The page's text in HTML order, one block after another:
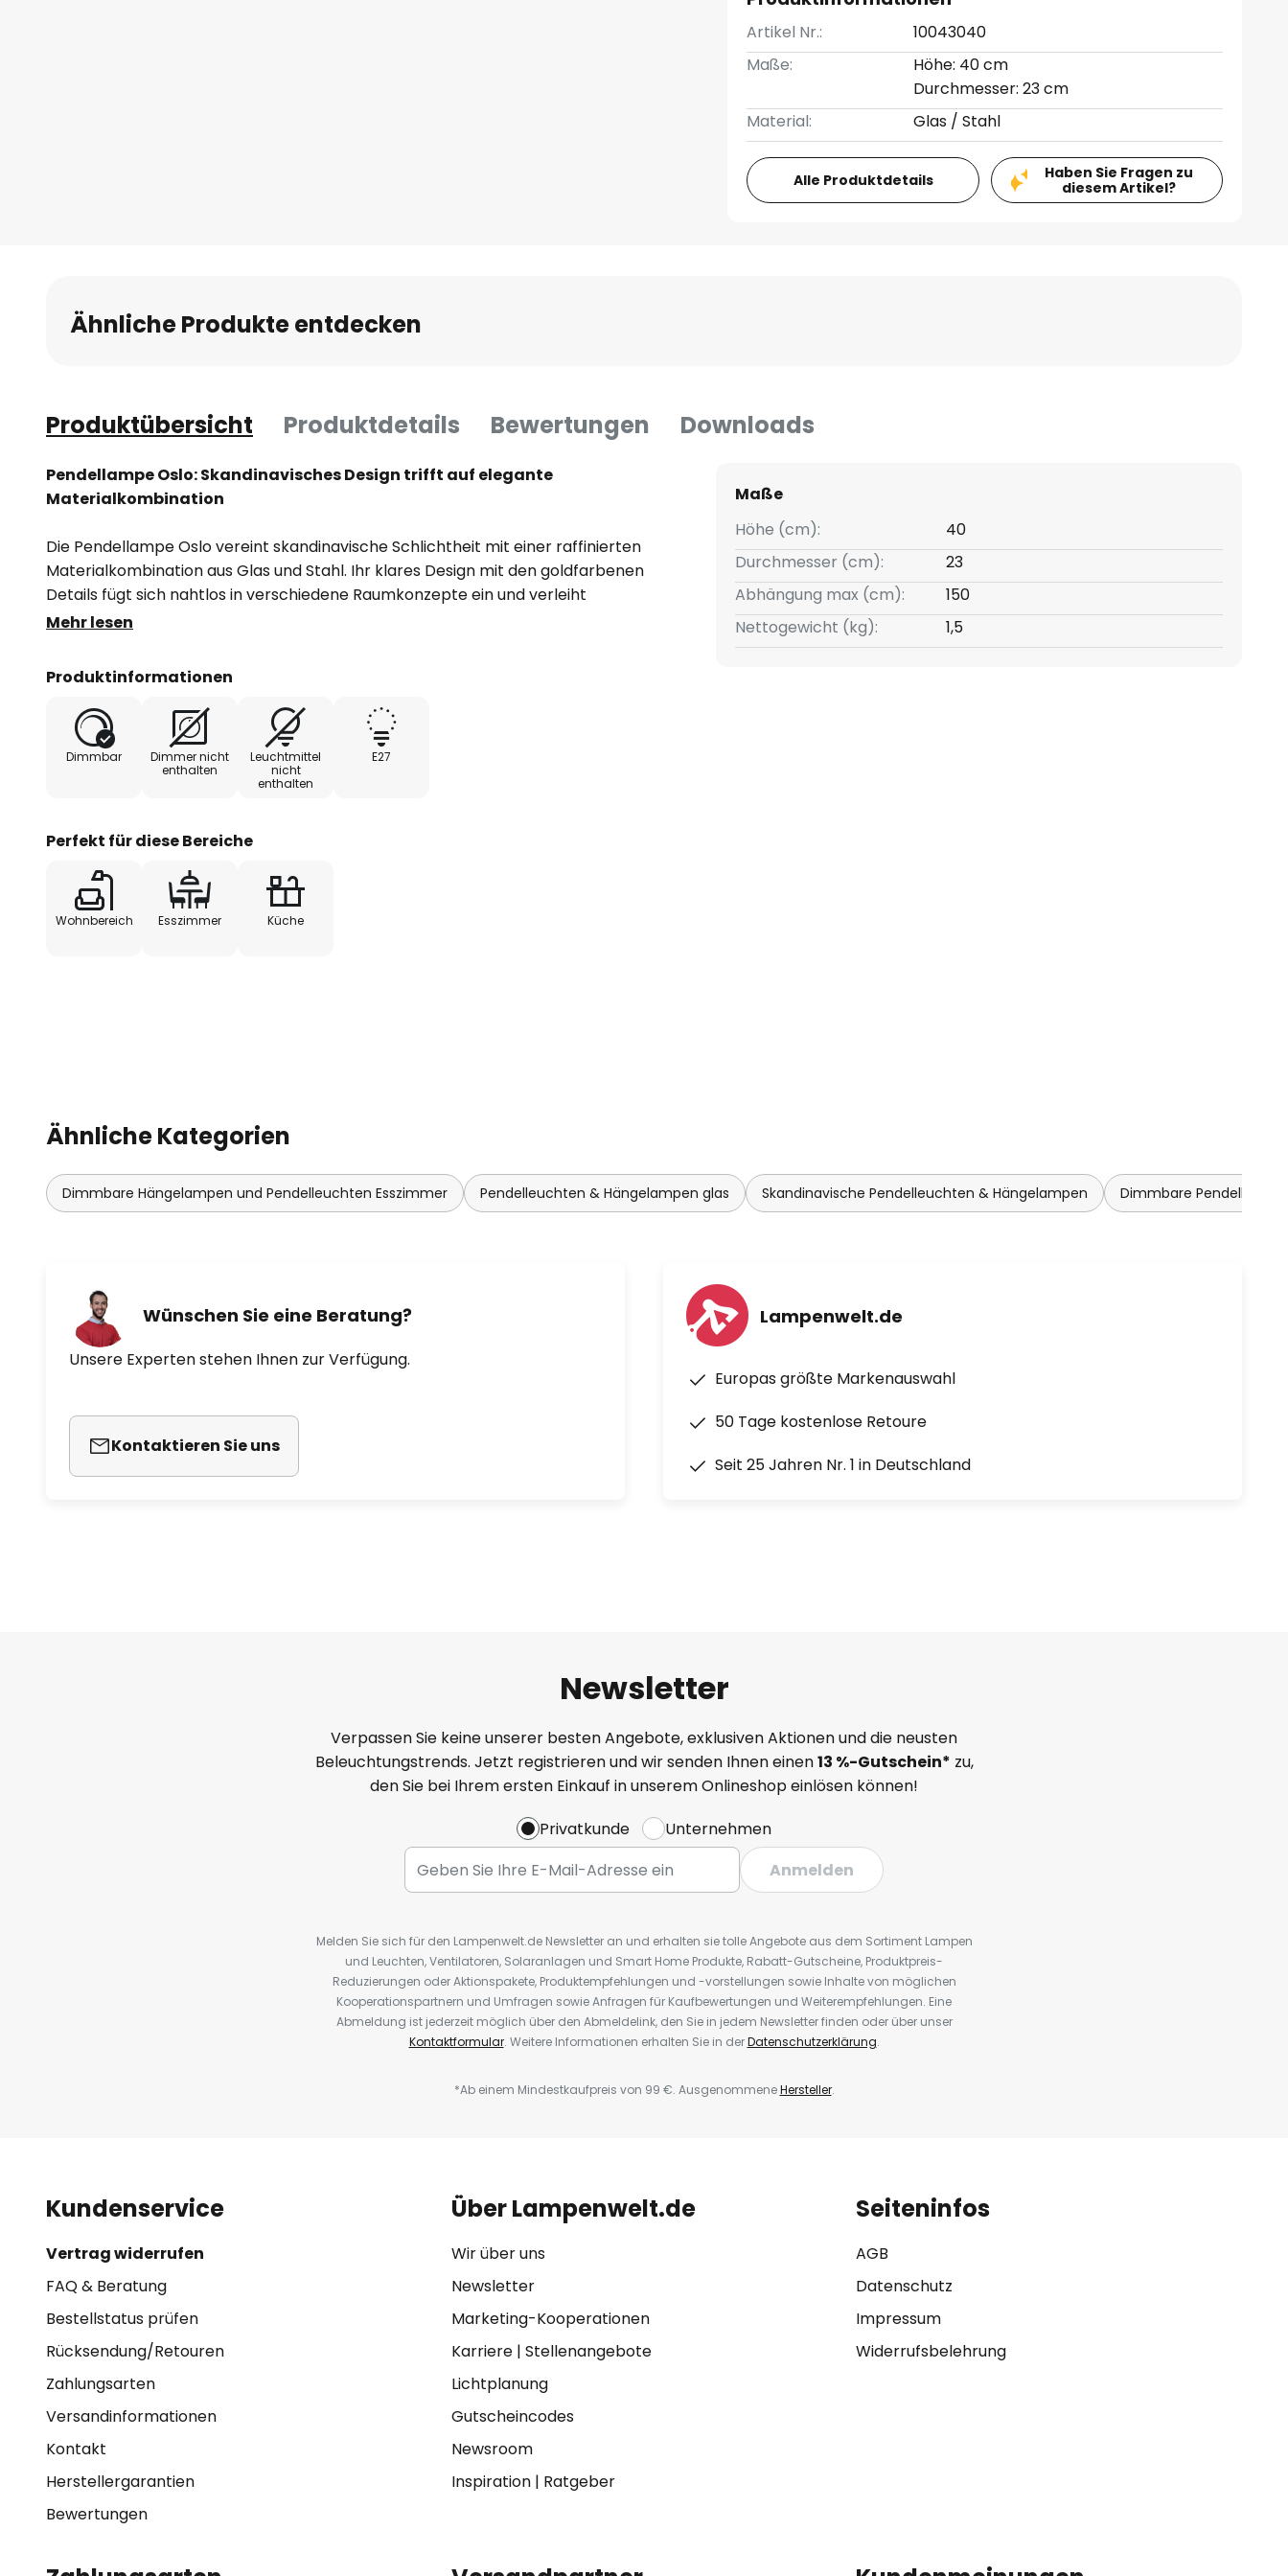
Artikel Nr.:
10043040
Maße:
Höhe: 40 cm
Durchmesser: 23 cm
Material:
Glas / Stahl
Alle Produktdetails
Haben Sie Fragen zu
diesem Artikel?
Ähnliche Produkte entdecken
Produktübersicht Produktdetails Bewertungen Downloads
Pendellampe Oslo: Skandinavisches Design trifft auf elegante
Materialkombination
Die Pendellampe Oslo vereint skandinavische Schlichtheit mit einer raffinierten
Materialkombination aus Glas und Stahl. Ihr klares Design mit den goldfarbenen
Details fügt sich nahtlos in verschiedene Raumkonzepte ein und verleiht
Wohnzimmern, Esszimmern und Küchen eine stilvolle Note. Die harmonische
klassische Einrichtungsstile ergänzt.
Die Pendellampe Oslo ist ein dezenter Blickfang, der durch seine hochwertige
Verarbeitung besticht. Die Verwendung von Glas und Stahl garantiert nicht nur
Langlebigkeit, sondern auch eine ansprechende Lichtverteilung, die jeden Raum in
ein angenehmes Ambiente taucht. Ideal für all jene, die Wert auf Design und
Mehr lesen
Produktinformationen
Dimmbar
Dimmer nicht
enthalten
Leuchtmittel
nicht
enthalten
E27
Perfekt für diese Bereiche
Wohnbereich Esszimmer Küche
Maße
Höhe (cm):
40
Durchmesser (cm):
23
Abhängung max (cm):
150
Nettogewicht (kg):
1,5
Ähnliche Kategorien
Dimmbare Hängelampen und Pendelleuchten Esszimmer Pendelleuchten & Hängelampen glas Skandinavische Pendelleuchten & Hängelampen Dimmbare
Wünschen Sie eine Beratung?
Unsere Experten stehen Ihnen zur Verfügung.
Kontaktieren Sie uns
Lampenwelt.de
Europas größte Markenauswahl
50 Tage kostenlose Retoure
Seit 25 Jahren Nr. 1 in Deutschland
Newsletter
Verpassen Sie keine unserer besten Angebote, exklusiven Aktionen und die neusten
Beleuchtungstrends. Jetzt registrieren und wir senden Ihnen einen13 %-Gutschein* zu,
den Sie bei Ihrem ersten Einkauf in unserem Onlineshop einlösen können!
Privatkunde
Unternehmen
Anmelden
Melden Sie sich für den Lampenwelt.de Newsletter an und erhalten sie tolle Angebote aus dem Sortiment Lampen
und Leuchten, Ventilatoren, Solaranlagen und Smart Home Produkte, Rabatt-Gutscheine, Produktpreis-
Reduzierungen oder Aktionspakete, Produktempfehlungen und -vorstellungen sowie Inhalte von möglichen
Kooperationspartnern und Umfragen sowie Anfragen für Kaufbewertungen und Weiterempfehlungen. Eine
Abmeldung ist jederzeit möglich über den Abmeldelink, den Sie in jedem Newsletter finden oder über unser
Kontaktformular. Weitere Informationen erhalten Sie in derDatenschutzerklärung.
*Ab einem Mindestkaufpreis von 99 €. AusgenommeneHersteller.
Kundenservice
Vertrag widerrufen
FAQ & Beratung
Bestellstatus prüfen
Rücksendung/Retouren
Zahlungsarten
Versandinformationen
Kontakt
Herstellergarantien
Bewertungen
Über Lampenwelt.de
Wir über uns
Newsletter
Marketing-Kooperationen
Karriere| Stellenangebote
Lichtplanung
Gutscheincodes
Newsroom
Inspiration| Ratgeber
Seiteninfos
AGB
Datenschutz
Impressum
Widerrufsbelehrung